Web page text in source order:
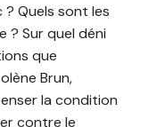
Quels sont les
? Sur quel déni
que
Brun,
la condition
contre le